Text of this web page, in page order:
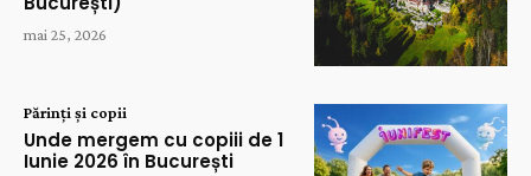
mai 25, 2026
Părinți și copii
Unde mergem cu copiii de 1
Iunie 2026 în București